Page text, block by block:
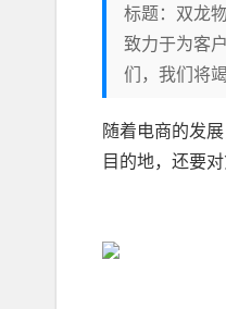
标题：双龙
致力于为客
们，我们将
随着电商的发
目的地，还要